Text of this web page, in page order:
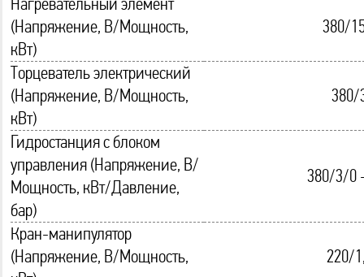
Нагревательный элемент
(Напряжение, В/Мощность,
кВт)
380/
Торцеватель электрический
(Напряжение, В/Мощность,
кВт)
380/
Гидростанция с блоком
управления (Напряжение, В/
Мощность, кВт/Давление,
бар)
380/3/0
Кран-манипулятор
(Напряжение, В/Мощность,
220/